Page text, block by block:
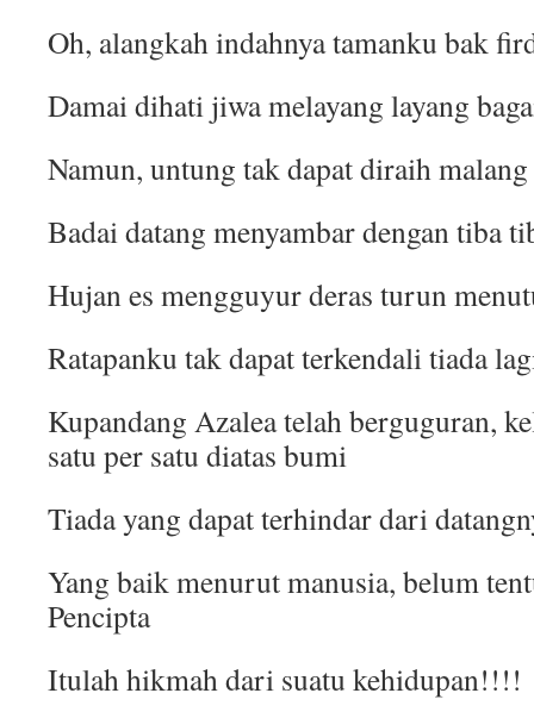
Oh, alangkah indahnya tamanku bak
Damai dihati jiwa melayang layang
Namun, untung tak dapat diraih
Badai datang menyambar dengan tiba
Hujan es mengguyur deras turun
Ratapanku tak dapat terkendali tiada
Kupandang Azalea telah berguguran,
satu per satu diatas bumi
Tiada yang dapat terhindar dari
Yang baik menurut manusia, belum
Pencipta
Itulah hikmah dari suatu kehidupan!!!!